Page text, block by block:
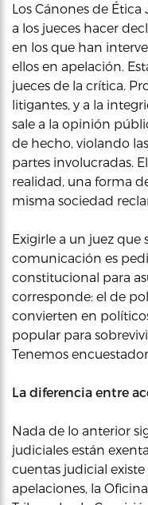
Los Cánones de
a los jueces hacer
en los que han
ellos en apelación.
jueces de la crítica.
litigantes, y a la
sale a la opinión
de hecho, violando
partes involucradas.
realidad, una forma
misma sociedad
Exigirle a un juez que
comunicación es
constitucional para
corresponde: el de
convierten en
popular para
Tenemos
La diferencia entre
Nada de lo anterior
judiciales están
cuentas judicial
apelaciones, la